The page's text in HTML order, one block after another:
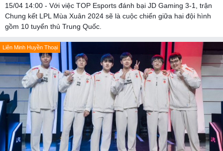
15/04 14:00 - Với việc TOP Esports đánh bại JD Gaming 3-1, trận
Chung kết LPL Mùa Xuân 2024 sẽ là cuộc chiến giữa hai đội hình
gồm 10 tuyển thủ Trung Quốc.
Liên Minh Huyền Thoại